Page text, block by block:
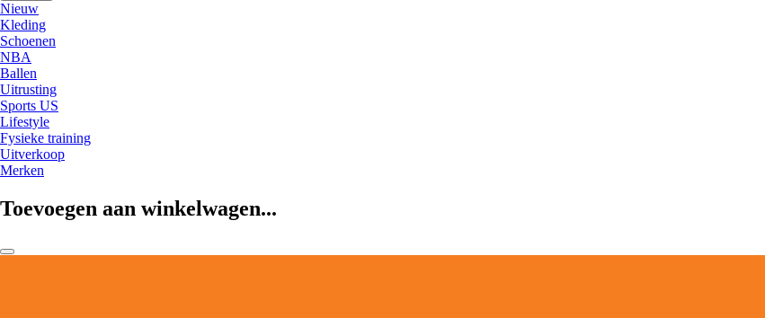
Nieuw
Kleding
Schoenen
NBA
Ballen
Uitrusting
Sports US
Lifestyle
Fysieke training
Uitverkoop
Merken
Toevoegen aan winkelwagen...